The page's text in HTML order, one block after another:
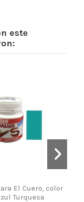
este
El Cuero, color
Turquesa